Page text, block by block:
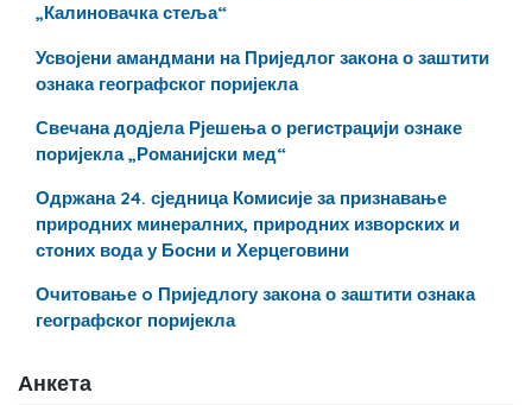
„Калиновачка стеља“
Усвојени амандмани на Приједлог закона о заштити
ознака географског поријекла
Свечана додјела Рјешења о регистрацији ознаке
поријекла „Романијски мед“
Одржана 24. сједница Комисије за признавање
природних минералних, природних изворских и
стоних вода у Босни и Херцеговини
Очитовање o Приједлогу закона о заштити ознака
географског поријекла
Анкета